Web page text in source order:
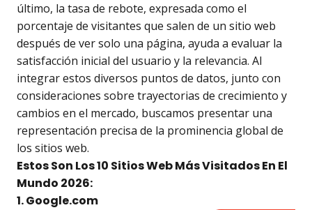
último, la tasa de rebote, expresada como el
porcentaje de visitantes que salen de un sitio web
después de ver solo una página, ayuda a evaluar la
satisfacción inicial del usuario y la relevancia. Al
integrar estos diversos puntos de datos, junto con
consideraciones sobre trayectorias de crecimiento y
cambios en el mercado, buscamos presentar una
representación precisa de la prominencia global de
los sitios web.
Estos Son Los 10 Sitios Web Más Visitados En El
Mundo 2026:
1. Google.com